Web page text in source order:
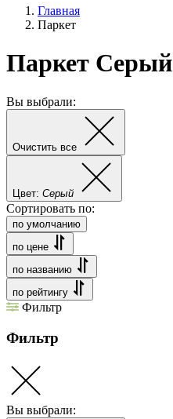
Главная
Паркет
Паркет Серый
Вы выбрали:
Очистить все
Цвет: Серый
Сортировать по:
по умолчанию
по цене
по названию
по рейтингу
Фильтр
Фильтр
Вы выбрали: